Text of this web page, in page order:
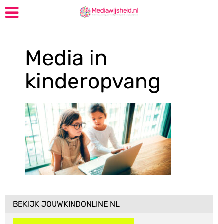
Media in
kinderopvang
BEKIJK JOUWKINDONLINE.NL